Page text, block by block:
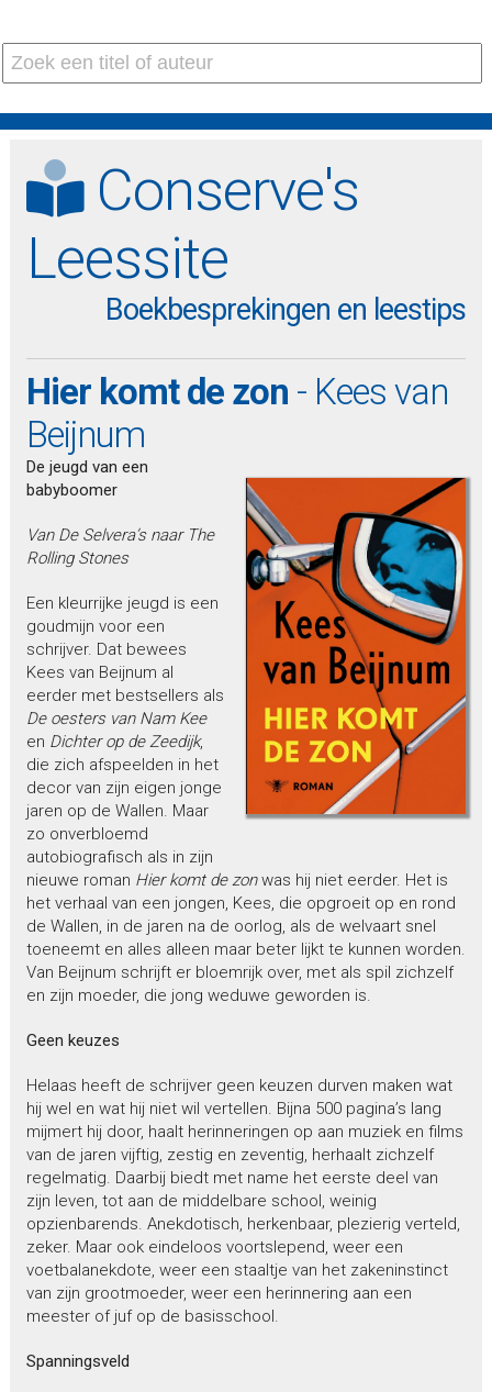
Conserve's
Leessite
Boekbesprekingen en leestips
Hier komt de zon - Kees van
Beijnum
De jeugd van een
babyboomer
Van De Selvera’s naar The
Rolling Stones
Een kleurrijke jeugd is een
goudmijn voor een
schrijver. Dat bewees
Kees van Beijnum al
eerder met bestsellers als
De oesters van Nam Kee
en Dichter op de Zeedijk,
die zich afspeelden in het
decor van zijn eigen jonge
jaren op de Wallen. Maar
zo onverbloemd
autobiografisch als in zijn
nieuwe roman Hier komt de zonwas hij niet eerder. Het is
het verhaal van een jongen, Kees, die opgroeit op en rond
de Wallen, in de jaren na de oorlog, als de welvaart snel
toeneemt en alles alleen maar beter lijkt te kunnen worden.
Van Beijnum schrijft er bloemrijk over, met als spil zichzelf
en zijn moeder, die jong weduwe geworden is.
Geen keuzes
Helaas heeft de schrijver geen keuzen durven maken wat
hij wel en wat hij niet wil vertellen. Bijna 500 pagina’s lang
mijmert hij door, haalt herinneringen op aan muziek en films
van de jaren vijftig, zestig en zeventig, herhaalt zichzelf
regelmatig. Daarbij biedt met name het eerste deel van
zijn leven, tot aan de middelbare school, weinig
opzienbarends. Anekdotisch, herkenbaar, plezierig verteld,
zeker. Maar ook eindeloos voortslepend, weer een
voetbalanekdote, weer een staaltje van het zakeninstinct
van zijn grootmoeder, weer een herinnering aan een
meester of juf op de basisschool.
Spanningsveld